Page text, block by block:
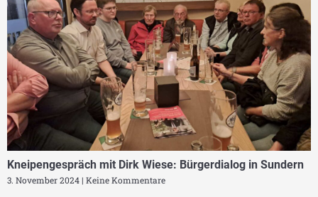
Kneipengespräch mit Dirk Wiese: Bürgerdialog in Sundern
3. November 2024 Keine Kommentare